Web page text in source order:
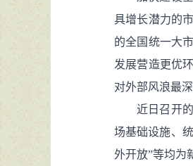
具增长潜力的
的全国统一大
发展营造更优
对外部风浪最深
近日召开
场基础设施、
外开放”等均为